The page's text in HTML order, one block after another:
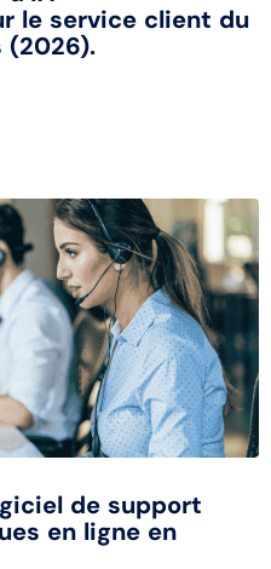
le service client du
(2026).
de support
en ligne en